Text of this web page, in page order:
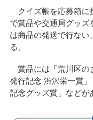
クイズ帳を応募箱に
で賞品や交通局グッズ
は商品の発送で行ない
る。
賞品には「荒川区の
発行記念 渋沢栄一賞
記念グッズ賞」などが